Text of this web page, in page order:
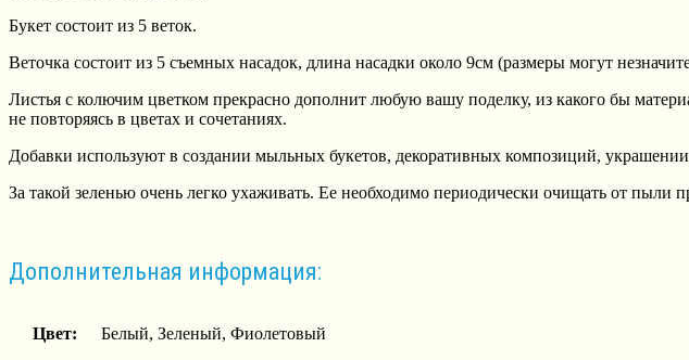
Букет состоит из 5 веток.
Веточка состоит из 5 съемных насадок, длина насадки около 9см (размеры могут
Листья с колючим цветком прекрасно дополнит любую вашу поделку, из какого бы
не повторяясь в цветах и сочетаниях.
Добавки используют в создании мыльных букетов, декоративных композиций,
За такой зеленью очень легко ухаживать. Ее необходимо периодически очищать от
Дополнительная информация:
Цвет: Белый, Зеленый, Фиолетовый